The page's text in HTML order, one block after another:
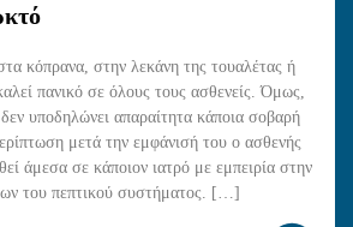
κόπρανα, στην λεκάνη της τουαλέτας ή
πανικό σε όλους τους ασθενείς. Όμως,
υποδηλώνει απαραίτητα κάποια σοβαρή
μετά την εμφάνισή του ο ασθενής
άμεσα σε κάποιον ιατρό με εμπειρία στην
του πεπτικού συστήματος. […]